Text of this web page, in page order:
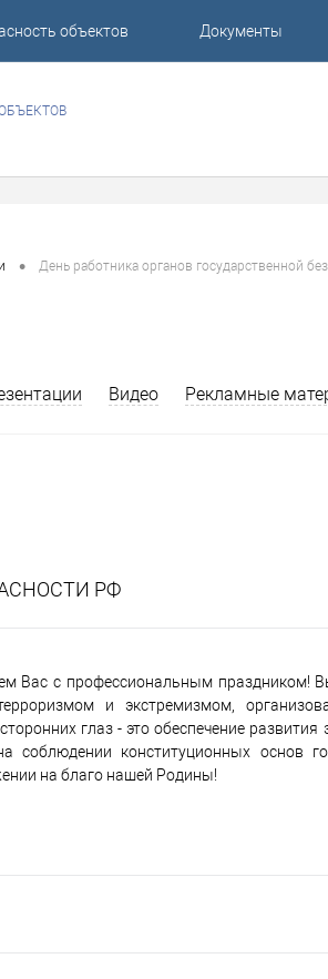
объектов Документы
• День работника органов государственной
Видео Рекламные
РФ
Вас с профессиональным праздником!
и экстремизмом,
глаз - это обеспечение
конституционных основ
на благо нашей Родины!